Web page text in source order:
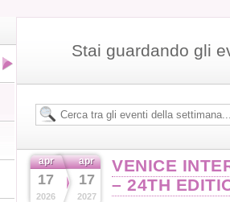
Stai guardando gli
apr
17
2026
apr
17
2027
VENICE
– 24TH